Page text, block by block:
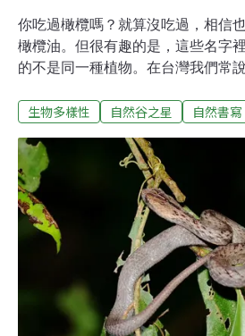
你吃過橄欖嗎？就算沒吃過，相信
橄欖油。但很有趣的是，這些名字
的不是同一種植物。在台灣我們常
橄欖屬，可以生吃，也常拿來料理
分布於地中海沿岸，並且具有深厚
一種漆樹科榅桲屬的太平洋榅桲，
欖」，原產於夏威夷。然而，我們
自斯里蘭卡的「錫蘭橄欖」。錫蘭
屬，因此在外觀與特徵上，和台灣
之處。兩者的葉片在秋冬都會轉成
實不難，只要看葉柄兩端是否明顯
膨大，就是錫蘭橄欖。花序上兩者
花時間做區別，杜英約在4至5月開
生物多樣性 自然谷之星 自然書寫